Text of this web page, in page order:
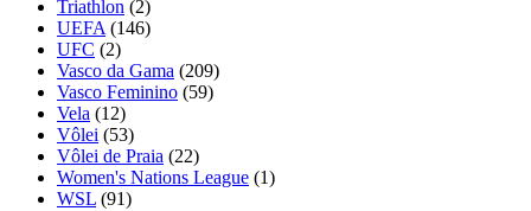
Triathlon (2)
UEFA (146)
UFC (2)
Vasco da Gama (209)
Vasco Feminino (59)
Vela (12)
Vôlei (53)
Vôlei de Praia (22)
Women's Nations League (1)
WSL (91)